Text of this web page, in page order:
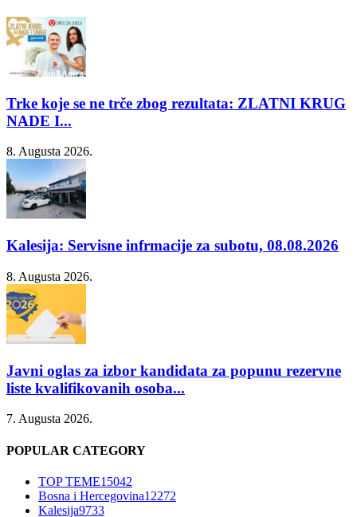
Trke koje se ne trče zbog rezultata: ZLATNI KRUG
NADE I...
8. Augusta 2026.
Kalesija: Servisne infrmacije za subotu, 08.08.2026
8. Augusta 2026.
Javni oglas za izbor kandidata za popunu rezervne
liste kvalifikovanih osoba...
7. Augusta 2026.
POPULAR CATEGORY
TOP TEME15042
Bosna i Hercegovina12272
Kalesija9733